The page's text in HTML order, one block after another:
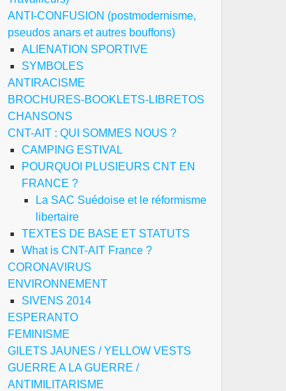
ANTI-CONFUSION (postmodernisme,
pseudos anars et autres bouffons)
ALIENATION SPORTIVE
SYMBOLES
ANTIRACISME
BROCHURES-BOOKLETS-LIBRETOS
CHANSONS
CNT-AIT : QUI SOMMES NOUS ?
CAMPING ESTIVAL
POURQUOI PLUSIEURS CNT EN
FRANCE ?
La SAC Suédoise et le réformisme
libertaire
TEXTES DE BASE ET STATUTS
What is CNT-AIT France ?
CORONAVIRUS
ENVIRONNEMENT
SIVENS 2014
ESPERANTO
FEMINISME
GILETS JAUNES / YELLOW VESTS
GUERRE A LA GUERRE /
ANTIMILITARISME